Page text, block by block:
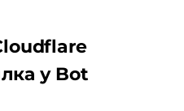
у Bot